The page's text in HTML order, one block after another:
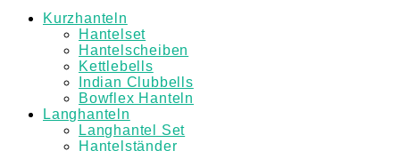
Kurzhanteln
Hantelset
Hantelscheiben
Kettlebells
Indian Clubbells
Bowflex Hanteln
Langhanteln
Langhantel Set
Hantelständer